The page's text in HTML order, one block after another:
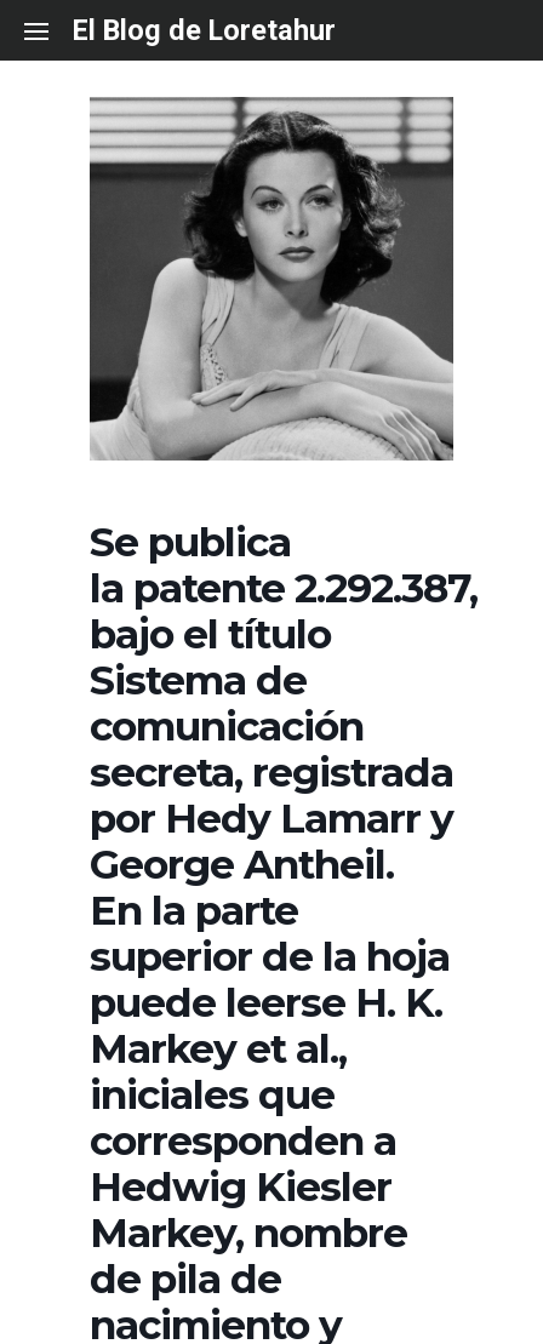
content
El Blog de Loretahur
Se publica
la patente 2.292.387,
bajo el título
Sistema de
comunicación
secreta, registrada
por Hedy Lamarr y
George Antheil.
En la parte
superior de la hoja
puede leerse H. K.
Markey et al.,
iniciales que
corresponden a
Hedwig Kiesler
Markey, nombre
de pila de
nacimiento y